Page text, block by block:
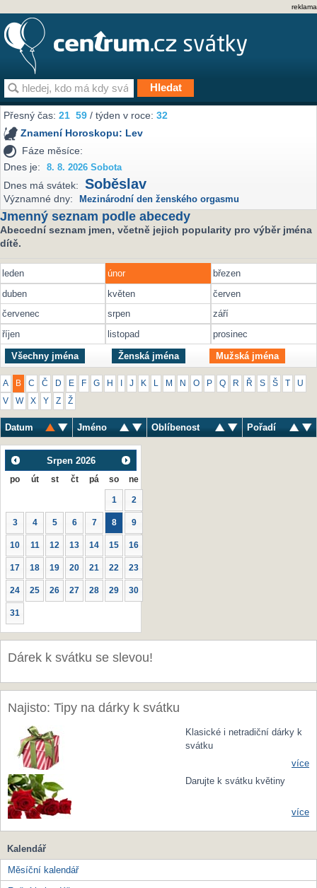
reklama
Přesný čas:21 59 / týden v roce:32
Znamení Horoskopu: Lev
Fáze měsíce:
Dnes je:
8. 8. 2026 Sobota
Dnes má svátek: Soběslav
Významné dny: Mezinárodní den ženského orgasmu
Jmenný seznam podle abecedy
Abecední seznam jmen, včetně jejich popularity pro výběr jména
dítě.
leden únor
březen
duben
květen
červen
červenec
srpen
září
říjen
listopad prosinec
Všechny jména Ženská jména Mužská jména
A B C Č D E F G H J K M N O P Q R Ř S Š U
V W X Y Z Ž
Datum Jméno Oblíbenost Pořadí
Srpen 2026
po út st čt pá so ne
1 2
3 4 5 6 7 8 9
10 11 12 13 14 15 16
17 18 19 20 21 22 23
24 25 26 27 28 29 30
31
Dárek k svátku se slevou!
Najisto: Tipy na dárky k svátku
Klasické i netradiční dárky k
svátku
více
Darujte k svátku květiny
více
Kalendář
Měsíční kalendář